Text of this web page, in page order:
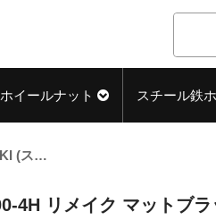
ホイールナット スチール鉄
SUZUKI (スズキ) Kei (ケイ) 純正 14×4.5J(+50)100-4H リメイク マットブラックスチール NANKANG (ナンカン) FT-9 M/T 新品 165/65R14 タイヤホイール 4本 [14gss016]
4H リメイク マットブ